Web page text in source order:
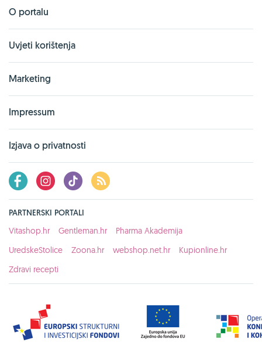
O portalu
Uvjeti korištenja
Marketing
Impressum
Izjava o privatnosti
PARTNERSKI PORTALI
Vitashop.hr
Gentleman.hr
Pharma Akademija
UredskeStolice
Zoona.hr webshop.net.hr
Kupionline.hr
Zdravi recepti